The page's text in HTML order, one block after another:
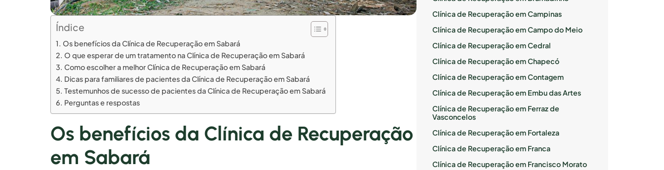
Índice
Os benefícios da Clínica de Recuperação em Sabará
O que esperar de um tratamento na Clínica de Recuperação em Sabará
Como escolher a melhor Clínica de Recuperação em Sabará
Dicas para familiares de pacientes da Clínica de Recuperação em Sabará
Testemunhos de sucesso de pacientes da Clínica de Recuperação em Sabará
Perguntas e respostas
Os benefícios da Clínica de Recuperação
em Sabará
Clínica de Recuperação em Campinas
Clínica de Recuperação em Campo do Meio
Clínica de Recuperação em Cedral
Clínica de Recuperação em Chapecó
Clínica de Recuperação em Contagem
Clínica de Recuperação em Embu das Artes
Clínica de Recuperação em Ferraz de
Vasconcelos
Clínica de Recuperação em Fortaleza
Clínica de Recuperação em Franca
Clínica de Recuperação em Francisco Morato